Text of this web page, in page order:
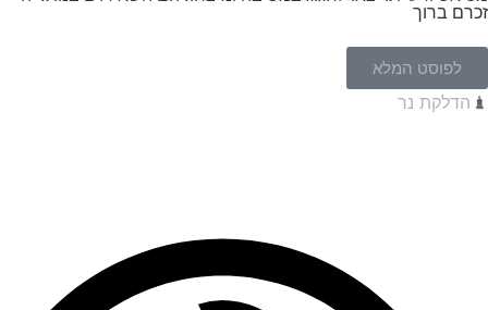
זכרם ברוך
לפוסט המלא
הדלקת נר